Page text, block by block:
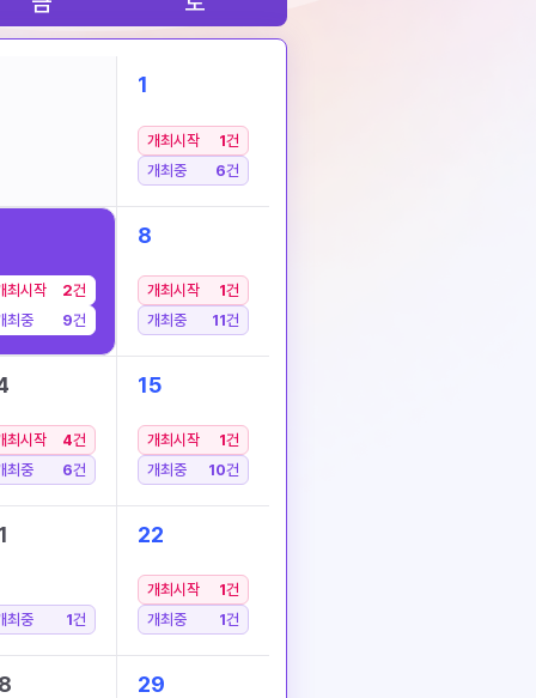
1
개최시작 1건
개최중
6건
최시작 2건
최중
9건
8
개최시작 1건
개최중
11건
최시작 4건
최중
6건
15
개최시작 1건
개최중
10건
최중 1건
22
개최시작 1건
개최중
1건
29